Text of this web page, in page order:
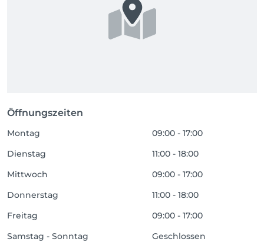
Öffnungszeiten
Montag
09:00 - 17:00
Dienstag
11:00 - 18:00
Mittwoch
09:00 - 17:00
Donnerstag
11:00 - 18:00
Freitag
09:00 - 17:00
Samstag - Sonntag
Geschlossen